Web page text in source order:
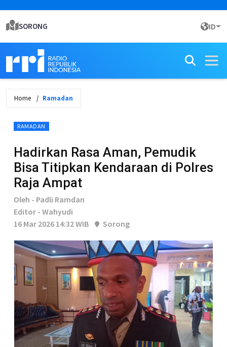
SORONG ID
Home Ramadan
RAMADAN
Hadirkan Rasa Aman, Pemudik
Bisa Titipkan Kendaraan di Polres
Raja Ampat
Oleh - Padli Ramdan
Editor - Wahyudi
16 Mar 2026 14:32 WIB
Sorong